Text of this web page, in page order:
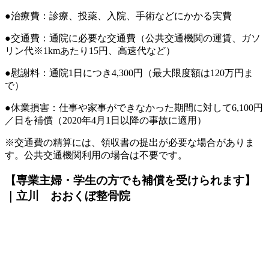
●治療費：診療、投薬、入院、手術などにかかる実費
●交通費：通院に必要な交通費（公共交通機関の運賃、ガソ
リン代※1kmあたり15円、高速代など）
●慰謝料：通院1日につき4,300円（最大限度額は120万円ま
で）
●休業損害：仕事や家事ができなかった期間に対して6,100円
／日を補償（2020年4月1日以降の事故に適用）
※交通費の精算には、領収書の提出が必要な場合がありま
す。公共交通機関利用の場合は不要です。
【専業主婦・学生の方でも補償を受けられます】
｜立川 おおくぼ整骨院